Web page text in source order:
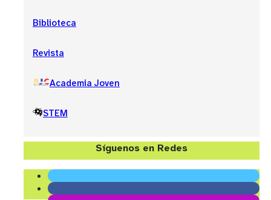
Biblioteca
Revista
Academia Joven
STEM
Síguenos en Redes